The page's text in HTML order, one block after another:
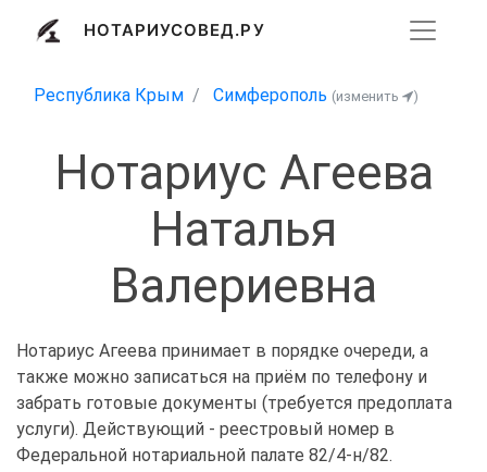
НОТАРИУСОВЕД.РУ
Республика Крым Симферополь (изменить )
Нотариус Агеева
Наталья
Валериевна
Нотариус Агеева принимает в порядке очереди, а
также можно записаться на приём по телефону и
забрать готовые документы (требуется предоплата
услуги). Действующий - реестровый номер в
Федеральной нотариальной палате 82/4-н/82.